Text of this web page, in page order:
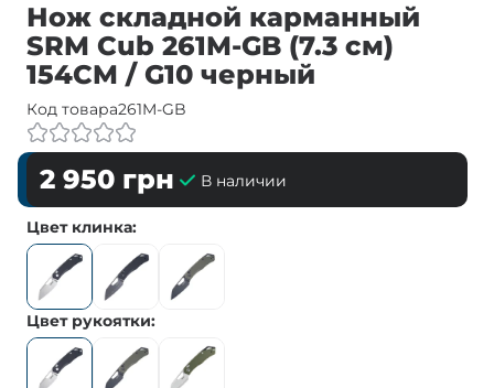
Нож складной карманный
SRM Cub 261M-GB (7.3 см)
154CM / G10 черный
Код товара261M-GB
2 950 грн В наличии
Цвет клинка
Цвет рукоятки